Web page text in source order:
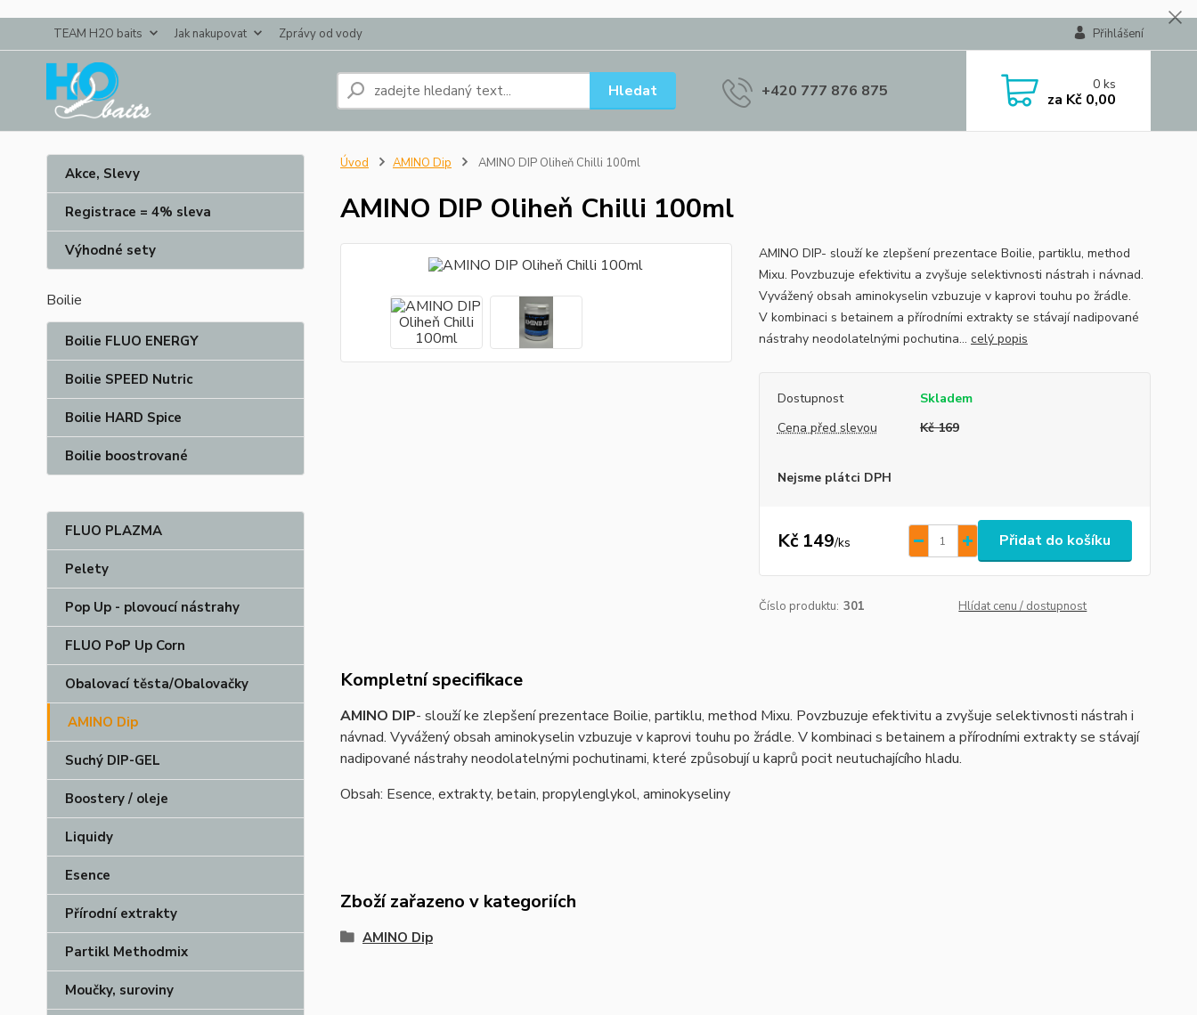
TEAM H2O baits Jak nakupovat Zprávy od vody Přihlášení
Hledat +420 777 876 875 0ks
za Kč 0,00
Akce, Slevy
Registrace = 4% sleva
Výhodné sety
Boilie
Boilie FLUO ENERGY
Boilie SPEED Nutric
Boilie HARD Spice
Boilie boostrované
FLUO PLAZMA
Pelety
Pop Up - plovoucí nástrahy
FLUO PoP Up Corn
Obalovací těsta/Obalovačky
AMINO Dip
Suchý DIP-GEL
Boostery / oleje
Liquidy
Esence
Přírodní extrakty
Partikl Methodmix
Moučky, suroviny
Úvod AMINO Dip AMINO DIP Oliheň Chilli 100ml
AMINO DIP Oliheň Chilli 100ml
AMINO DIP- slouží ke zlepšení prezentace Boilie, partiklu, method
Mixu. Povzbuzuje efektivitu a zvyšuje selektivnosti nástrah i návnad.
Vyvážený obsah aminokyselin vzbuzuje v kaprovi touhu po žrádle.
V kombinaci s betainem a přírodními extrakty se stávají nadipované
nástrahy neodolatelnými pochutina... celý popis
Dostupnost
Skladem
Cena před slevou
Kč 169
Nejsme plátci DPH
Kč 149/ks Přidat do košíku
Číslo produktu: 301 Hlídat cenu / dostupnost
Kompletní specifikace
AMINO DIP- slouží ke zlepšení prezentace Boilie, partiklu, method Mixu. Povzbuzuje efektivitu a zvyšuje selektivnosti nástrah i
návnad. Vyvážený obsah aminokyselin vzbuzuje v kaprovi touhu po žrádle. V kombinaci s betainem a přírodními extrakty se stávají
nadipované nástrahy neodolatelnými pochutinami, které způsobují u kaprů pocit neutuchajícího hladu.
Obsah: Esence, extrakty, betain, propylenglykol, aminokyseliny
Zboží zařazeno v kategoriích
AMINO Dip